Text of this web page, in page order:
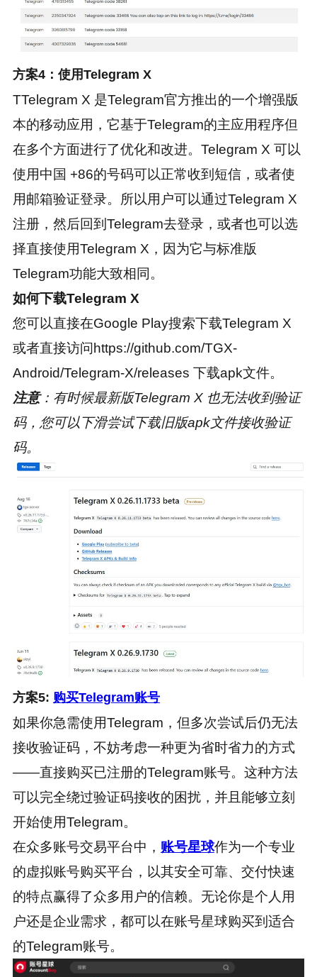
方案4：使用Telegram X
TTelegram X 是Telegram官方推出的一个增强版
本的移动应用，它基于Telegram的主应用程序但
在多个方面进行了优化和改进。Telegram X 可以
使用中国 +86的号码可以正常收到短信，或者使
用邮箱验证登录。所以用户可以通过Telegram X
注册，然后回到Telegram去登录，或者也可以选
择直接使用Telegram X，因为它与标准版
Telegram功能大致相同。
如何下载Telegram X
您可以直接在Google Play搜索下载Telegram X
或者直接访问https://github.com/TGX-
Android/Telegram-X/releases 下载apk文件。
注意：有时候最新版Telegram X 也无法收到验证
码，您可以下滑尝试下载旧版apk文件接收验证
码。
方案5: 购买Telegram账号
如果你急需使用Telegram，但多次尝试后仍无法
接收验证码，不妨考虑一种更为省时省力的方式
——直接购买已注册的Telegram账号。这种方法
可以完全绕过验证码接收的困扰，并且能够立刻
开始使用Telegram。
在众多账号交易平台中， 账号星球作为一个专业
的虚拟账号购买平台，以其安全可靠、交付快速
的特点赢得了众多用户的信赖。无论你是个人用
户还是企业需求，都可以在账号星球购买到适合
的Telegram账号。